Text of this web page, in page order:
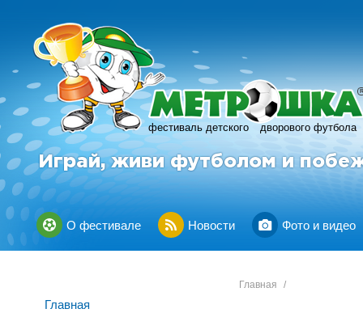
фестиваль детского дворового футбола
R
Играй, живи футболом и
О фестивале Новости Фото и видео
Главная
Главная /